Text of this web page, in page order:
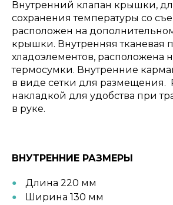
Внутренний клапан крышки,
сохранения температуры со
расположен на
крышки. Внутренняя тканевая
хладоэлементов, расположена
термосумки. Внутренние
в виде сетки для размещения.
накладкой для удобства при
в руке.
ВНУТРЕННИЕ РАЗМЕРЫ
Длина 220 мм
Ширина 130 мм